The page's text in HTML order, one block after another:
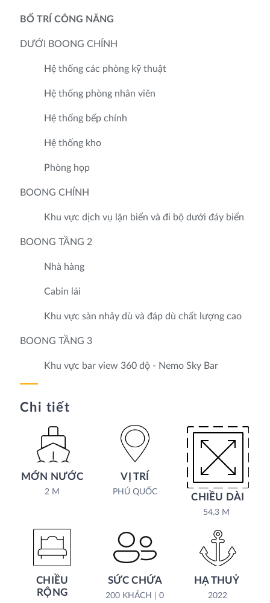
BỐ TRÍ CÔNG NĂNG
DƯỚI BOONG CHÍNH
Hệ thống các phòng kỹ thuật
Hệ thống phòng nhân viên
Hệ thống bếp chính
Hệ thống kho
Phòng họp
BOONG CHÍNH
Khu vực dịch vụ lặn biển và đi bộ dưới đáy biển
BOONG TẦNG 2
Nhà hàng
Cabin lái
Khu vực sàn nhảy dù và đáp dù chất lượng cao
BOONG TẦNG 3
Khu vực bar view 360 độ - Nemo Sky Bar
Chi tiết
MỚN NƯỚC
2 M
VỊ TRÍ
PHÚ QUỐC CHIỀU DÀI
54.3 M
CHIỀU
RỘNG
SỨC CHỨA
200 KHÁCH | 0
HẠ THUỶ
2022